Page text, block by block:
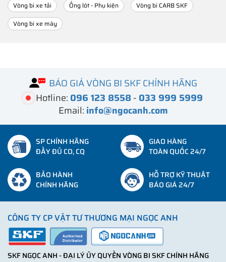
Vòng bi xe tải
Ống lót - Phụ kiện
Vòng bi CARB SKF
Vòng bi xe máy
BÁO GIÁ VÒNG BI SKF CHÍNH HÃNG
Hotline: 096 123 8558- 033 999 5999
Email: info@ngocanh.com
SP CHÍNH HÃNG
ĐẦY ĐỦ CO, CQ
GIAO HÀNG
TOÀN QUỐC 24/7
BẢO HÀNH
CHÍNH HÃNG
HỖ TRỢ KỸ THUẬT
BÁO GIÁ 24/7
CÔNG TY CP VẬT TƯ THƯƠNG MẠI NGỌC ANH
SKF NGỌC ANH - ĐẠI LÝ ỦY QUYỀN VÒNG BI SKF CHÍNH HÃNG